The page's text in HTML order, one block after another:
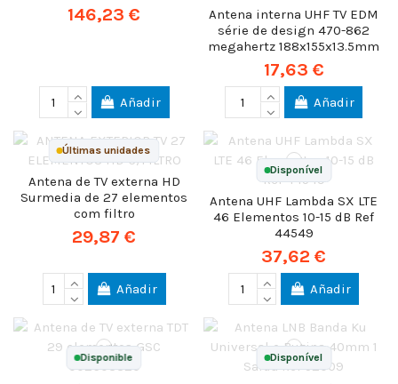
146,23 €
Añadir
Antena interna UHF TV EDM
série de design 470-862
megahertz 188x155x13.5mm
17,63 €
Añadir
Últimas unidades
Antena de TV externa HD
Surmedia de 27 elementos
com filtro
29,87 €
Añadir
Disponível
Antena UHF Lambda SX LTE
46 Elementos 10-15 dB Ref
44549
37,62 €
Añadir
Disponible Disponível